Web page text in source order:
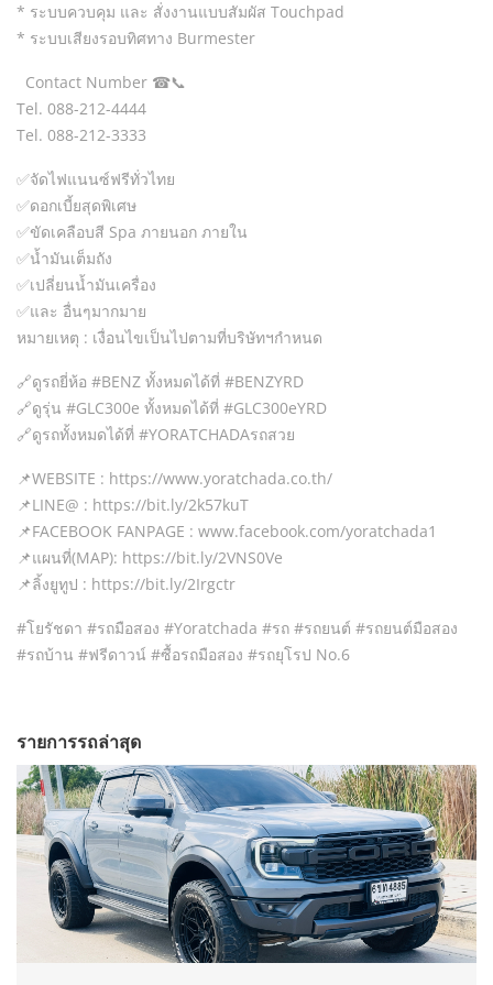
* ระบบควบคุม และ สั่งงานแบบสัมผัส Touchpad
* ระบบเสียงรอบทิศทาง Burmester
Contact Number ☎📞
Tel. 088-212-4444
Tel. 088-212-3333
✅จัดไฟแนนซ์ฟรีทั่วไทย
✅ดอกเบี้ยสุดพิเศษ
✅ขัดเคลือบสี Spa ภายนอก ภายใน
✅น้ำมันเต็มถัง
✅เปลี่ยนน้ำมันเครื่อง
✅และ อื่นๆมากมาย
หมายเหตุ : เงื่อนไขเป็นไปตามที่บริษัทฯกำหนด
🔗ดูรถยี่ห้อ​ #BENZ ทั้งหมดได้ที่ #BENZYRD
🔗ดูรุ่น​ #GLC300e ทั้งหมดได้ที่ #GLC300eYRD
🔗ดูรถทั้งหมดได้ที่ #YORATCHADAรถสวย
📌WEBSITE : https://www.yoratchada.co.th/
📌LINE@ : https://bit.ly/2k57kuT
📌FACEBOOK FANPAGE : www.facebook.com/yoratchada1
📌แผนที่(MAP): https://bit.ly/2VNS0Ve
📌ลิ้งยูทูป : https://bit.ly/2Irgctr
#โยรัชดา #รถมือสอง #Yoratchada #รถ​ #รถยนต์​ #รถยนต์มือสอง
#รถบ้าน #ฟรีดาวน์ #ซื้อรถมือสอง #รถยุโรป No.6
รายการรถล่าสุด